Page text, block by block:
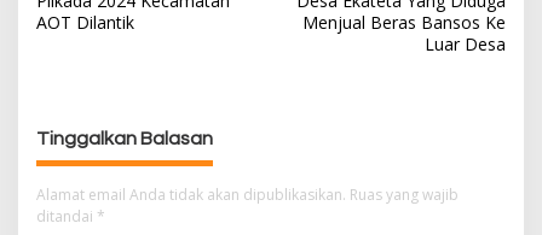
v
p
o
s
AOT Dilantik
Menjual Beras Bansos Ke
Luar Desa
Tinggalkan Balasan
Alamat email Anda tidak akan dipublikasikan. Ruas yang wajib
ditandai *